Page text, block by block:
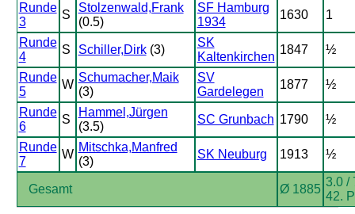
Runde
3
S
Stolzenwald,Frank
(0.5)
SF Hamburg
1934
1630 1
Runde
4
S Schiller,Dirk(3)
SK
Kaltenkirchen
1847 ½
Runde
5
W
Schumacher,Maik
(3)
SV
Gardelegen
1877 ½
Runde
6
S
Hammel,Jürgen
(3.5)
SC Grunbach 1790 ½
Runde
7
W
Mitschka,Manfred
(3)
SK Neuburg 1913 ½
Gesamt Ø 1885
3.0 /
42.